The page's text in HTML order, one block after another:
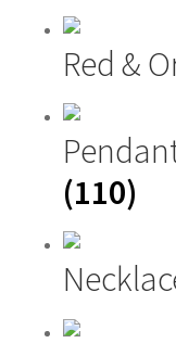
Red &
(110)